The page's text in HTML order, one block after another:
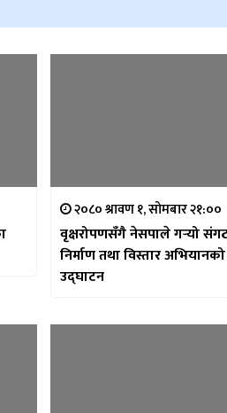
२०८० श्रावण १, सोमबार २१:००
वृक्षरोपणसँगै नेसपाले गर्‍यो
निर्माण तथा विस्तार अभियानको
उद्घाटन